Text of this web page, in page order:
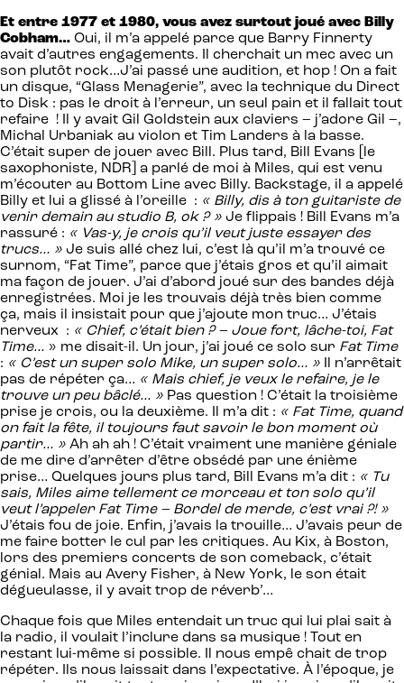
Et entre 1977 et 1980, vous avez surtout joué avec Billy
Cobham… Oui, il m’a appelé parce que Barry Finnerty
avait d’autres engagements. Il cherchait un mec avec un
son plutôt rock…J’ai passé une audition, et hop ! On a fait
un disque, “Glass Menagerie”, avec la technique du Direct
to Disk : pas le droit à l’erreur, un seul pain et il fallait tout
refaire ! Il y avait Gil Goldstein aux claviers – j’adore Gil –,
Michal Urbaniak au violon et Tim Landers à la basse.
C’était super de jouer avec Bill. Plus tard, Bill Evans [le
saxophoniste, NDR] a parlé de moi à Miles, qui est venu
m’écouter au Bottom Line avec Billy. Backstage, il a appelé
Billy et lui a glissé à l’oreille : « Billy, dis à ton guitariste de
venir demain au studio B, ok ? » Je flippais ! Bill Evans m’a
rassuré : « Vas-y, je crois qu’il veut juste essayer des
trucs… » Je suis allé chez lui, c’est là qu’il m’a trouvé ce
surnom, “Fat Time”, parce que j’étais gros et qu’il aimait
ma façon de jouer. J’ai d’abord joué sur des bandes déjà
enregistrées. Moi je les trouvais déjà très bien comme
ça, mais il insistait pour que j’ajoute mon truc… J’étais
nerveux : « Chief, c’était bien ? – Joue fort, lâche-toi, Fat
Time… » me disait-il. Un jour, j’ai joué ce solo sur Fat Time
: « C’est un super solo Mike, un super solo… »
Il n’arrêtait
pas de répéter ça… « Mais chief, je veux le refaire, je le
trouve un peu bâclé… » Pas question ! C’était la troisième
prise je crois, ou la deuxième. Il m’a dit : « Fat Time, quand
on fait la fête, il toujours faut savoir le bon moment où
partir… » Ah ah ah ! C’était vraiment une manière géniale
de me dire d’arrêter d’être obsédé par une énième
prise… Quelques jours plus tard, Bill Evans m’a dit : « Tu
sais, Miles aime tellement ce morceau et ton solo qu’il
veut l’appeler Fat Time – Bordel de merde, c’est vrai ?! »
J’étais fou de joie. Enfin, j’avais la trouille… J’avais peur de
me faire botter le cul par les critiques. Au Kix, à Boston,
lors des premiers concerts de son comeback, c’était
génial. Mais au Avery Fisher, à New York, le son était
dégueulasse, il y avait trop de réverb’…
Chaque fois que Miles entendait un truc qui lui plai sait à
la radio, il voulait l’inclure dans sa musique ! Tout en
restant lui-même si possible. Il nous empê chait de trop
répéter. Ils nous laissait dans l’expectative. À l’époque, je